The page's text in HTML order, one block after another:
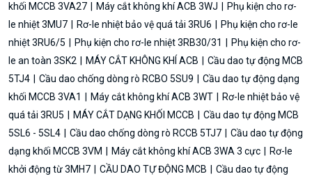
khối MCCB 3VA27
Máy cắt không khí ACB 3WJ
Phụ kiện cho rơ-
le nhiệt 3MU7
Rơ-le nhiệt bảo vệ quá tải 3RU6
Phụ kiện cho rơ-le
nhiệt 3RU6/5
Phụ kiện cho rơ-le nhiệt 3RB30/31
Phụ kiện cho rơ-
le an toàn 3SK2
MÁY CẮT KHÔNG KHÍ ACB
Cầu dao tự động MCB
5TJ4
Cầu dao chống dòng rò RCBO 5SU9
Cầu dao tự động dạng
khối MCCB 3VA1
Máy cắt không khí ACB 3WT
Rơ-le nhiệt bảo vệ
quá tải 3RU5
MÁY CẮT DẠNG KHỐI MCCB
Cầu dao tự động MCB
5SL6 - 5SL4
Cầu dao chống dòng rò RCCB 5TJ7
Cầu dao tự động
dạng khối MCCB 3VM
Máy cắt không khí ACB 3WA 3 cực
Rơ-le
khởi động từ 3MH7
CẦU DAO TỰ ĐỘNG MCB
Cầu dao tự động